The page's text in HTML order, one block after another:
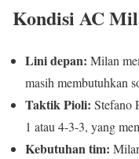
Kondisi AC
Lini depan: Milan
masih membutuhkan
Taktik Pioli: Stefano
1 atau 4-3-3, yang
Kebutuhan tim: